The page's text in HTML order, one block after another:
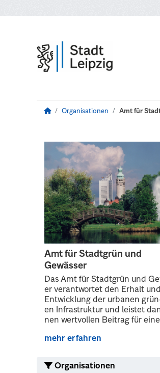
Organisationen Amt für
Amt für Stadtgrün und
Gewässer
Das Amt für Stadtgrün und
er verantwortet den Erhalt
Entwicklung der urbanen
en Infrastruktur und leistet
nen wertvollen Beitrag für
mehr erfahren
Organisationen